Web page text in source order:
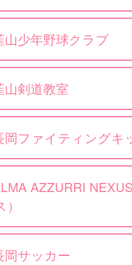
山少年野球クラブ
山剣道教室
岡ファイティングキ
AZZURRI
岡サッカー